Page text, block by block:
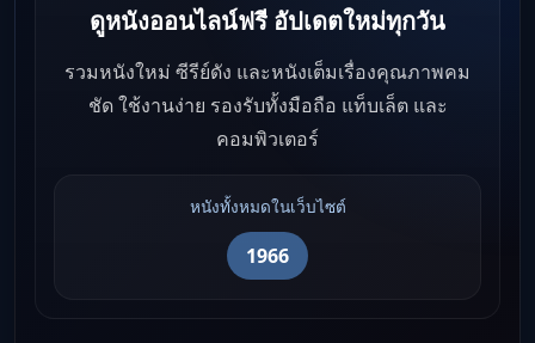
ดูหนังออนไลน์ฟรี อัปเดตใหม่ทุกวัน
รวมหนังใหม่ ซีรีย์ดัง และหนังเต็มเรื่องคุณภาพคม
ชัด ใช้งานง่าย รองรับทั้งมือถือ แท็บเล็ต และ
คอมพิวเตอร์
หนังทั้งหมดในเว็บไซต์
1966